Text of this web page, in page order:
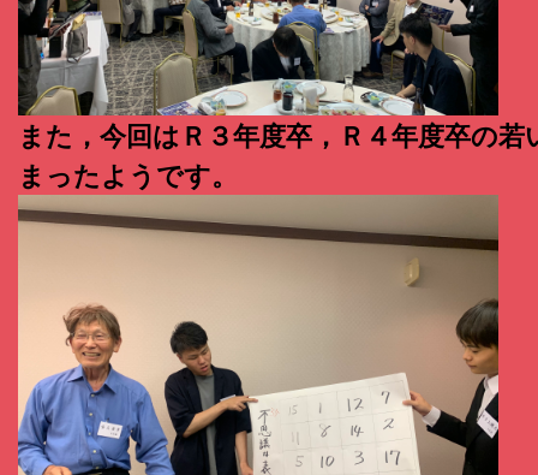
また，今回はＲ３年度卒，Ｒ４年度卒の
まったようです。